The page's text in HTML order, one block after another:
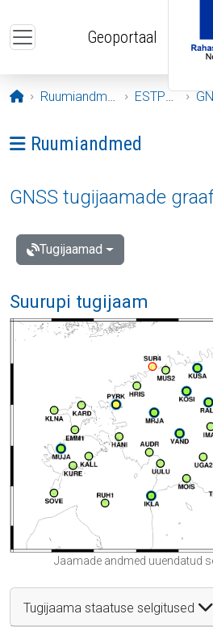
Geoportaal
Avaleht
Ruumiandmed ESTPOS
Ava menüü: Ruumiandmed
Ruumiandmed
GNSS tugijaamade
Tugijaamad
Suurupi tugijaam
Jaamade andmed uuendatud
Tugijaama staatuse selgitused